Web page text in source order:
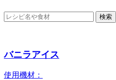
検索
バニラアイス
使用機材：